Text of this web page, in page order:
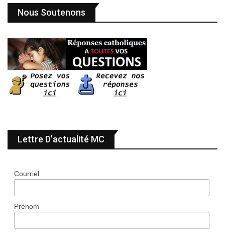
Nous Soutenons
Lettre D’actualité MC
Courriel
Prénom